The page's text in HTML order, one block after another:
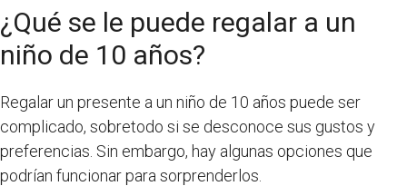
¿Qué se le puede regalar a un
niño de 10 años?
Regalar un presente a un niño de 10 años puede ser
complicado, sobretodo si se desconoce sus gustos y
preferencias. Sin embargo, hay algunas opciones que
podrían funcionar para sorprenderlos.